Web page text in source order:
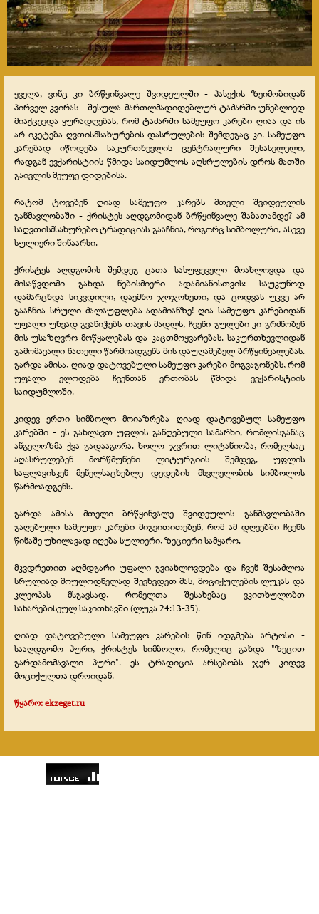
ყველა, ვინც კი ბრწყინვალე შვიდეულში - პასექის ზეიმობიდან
პირველ კვირას - შესულა მართლმადიდებლურ ტაძარში უნებლიედ
მიაქცევდა ყურადღებას, რომ ტაძარში სამეუფო კარები ღიაა და ის
არ იკეტება ღვთისმსახურების დასრულების შემდეგაც კი. სამეუფო
კარებად იწოდება საკურთხევლის ცენტრალური შესასვლელი,
რადგან ევქარისტიის წმიდა საიდუმლოს აღსრულების დროს მათში
გაივლის მეუფე დიდებისა.
რატომ ტოვებენ ღიად სამეუფო კარებს მთელი შვიდეულის
განმავლობაში - ქრისტეს აღდგომიდან ბრწყინვალე შაბათამდე? ამ
საღვთისმსახურებო ტრადიციას გააჩნია, როგორც სიმბოლური, ასევე
სულიერი შინაარსი.
ქრისტეს აღდგომის შემდეგ ცათა სასუფეველი მოახლოვდა და
მისაწვდომი გახდა ნებისმიერი ადამიანისთვის: საუკუნოდ
დამარცხდა სიკვდილი, დაემხო ჯოჯოხეთი, და ცოდვას უკვე არ
გააჩნია სრული ძალაუფლება ადამიანზე! ღია სამეუფო კარებიდან
უფალი უხვად გვანიჭებს თავის მადლს, ჩვენი გულები კი გრძნობენ
მის უსაზღვრო მოწყალებას და კაცთმოყვარებას. საკურთხევლიდან
გამომავალი ნათელი წარმოადგენს მის დაუღამებელ ბრწყინვალებას.
გარდა ამისა, ღიად დატოვებული სამეუფო კარები მოგვაგონებს, რომ
უფალი ელოდება ჩვენთან ერთობას წმიდა ევქარისტიის
საიდუმლოში.
კიდევ ერთი სიმბოლო მოიაზრება ღიად დატოვებულ სამეუფო
კარებში - ეს გახლავთ უფლის განღებული სამარხი, რომლისგანაც
ანგელოზმა ქვა გადააგორა. ხოლო ჯვრით ლიტანიობა, რომელსაც
აღასრულებენ მორწმუნენი ლიტურგიის შემდეგ, უფლის
საფლავისკენ მენელსაცხებლე დედების მსვლელობის სიმბოლოს
წარმოადგენს.
გარდა ამისა მთელი ბრწყინვალე შვიდეულის განმავლობაში
გაღებული სამეუფო კარები მიგვითითებენ, რომ ამ დღეებში ჩვენს
წინაშე უხილავად იღება სულიერი, ზეციერი სამყარო.
მკვდრეთით აღმდგარი უფალი გვიახლოვდება და ჩვენ შესაძლოა
სრულიად მოულოდნელად შევხვდეთ მას, მოციქულების ლუკას და
კლეოპას მსგავსად, რომელთა შესახებაც ვკითხულობთ
სახარებისეულ საკითხავში (ლუკა 24:13-35).
ღიად დატოვებული სამეუფო კარების წინ იდგმება არტოსი -
სააღდგომო პური, ქრისტეს სიმბოლო, რომელიც გახდა "ზეცით
გარდამომავალი პური". ეს ტრადიცია არსებობს ჯერ კიდევ
მოციქულთა დროიდან.
წყარო: ekzeget.ru